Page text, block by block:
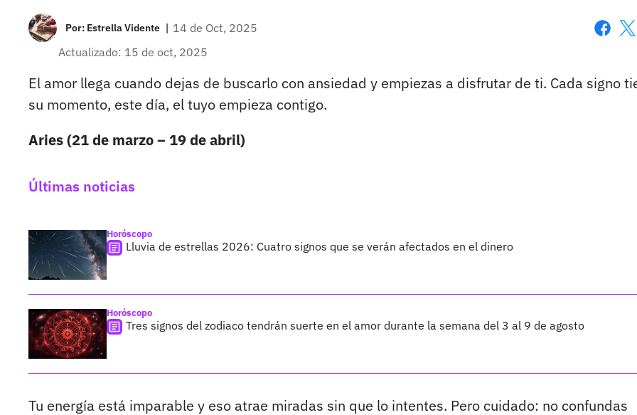
Por: Estrella Vidente | 14 de Oct, 2025
Actualizado: 15 de oct, 2025
El amor llega cuando dejas de buscarlo con ansiedad y empiezas a disfrutar de ti. Cada signo
su momento, este día, el tuyo empieza contigo.
Aries (21 de marzo – 19 de abril)
Últimas noticias
Horóscopo
Lluvia de estrellas 2026: Cuatro signos que se verán afectados en el dinero
Horóscopo
Tres signos del zodiaco tendrán suerte en el amor durante la semana del 3 al 9 de agosto
Tu energía está imparable y eso atrae miradas sin que lo intentes. Pero cuidado: no confundas